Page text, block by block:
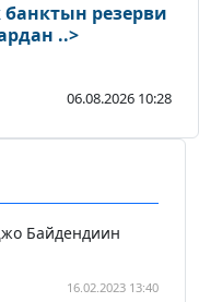
банктын резерви
..>
06.08.2026 10:28
Байдендиин
16.02.2023 13:40